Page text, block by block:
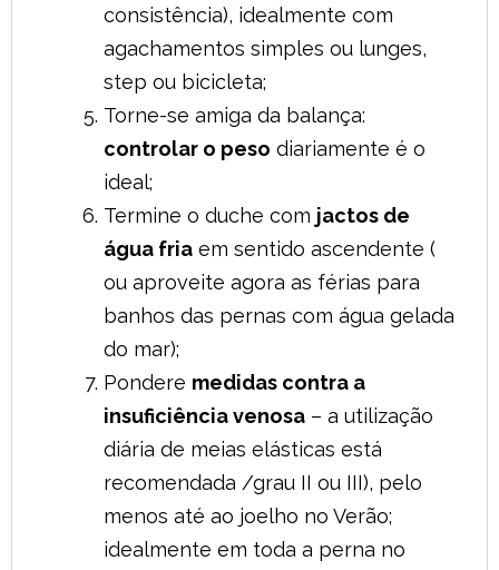
consistência), idealmente com
agachamentos simples ou lunges,
step ou bicicleta;
Torne-se amiga da balança:
controlar o peso diariamente é o
ideal;
Termine o duche com jactos de
água friaem sentido ascendente (
ou aproveite agora as férias para
banhos das pernas com água gelada
do mar);
Pondere medidas contra a
insuficiência venosa– a utilização
diária de meias elásticas está
recomendada /grau II ou III), pelo
menos até ao joelho no Verão;
idealmente em toda a perna no